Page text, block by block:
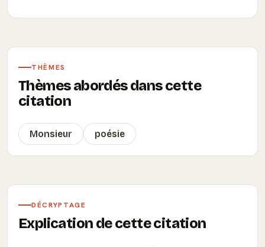
THÈMES
Thèmes abordés dans cette
citation
Monsieur poésie
DÉCRYPTAGE
Explication de cette citation